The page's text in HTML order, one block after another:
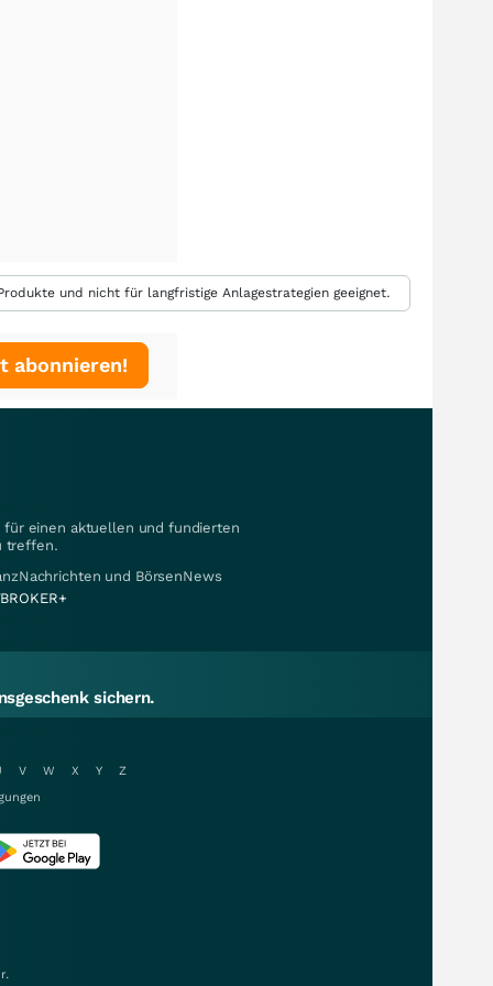
und nicht für langfristige Anlagestrategien geeignet.
abonnieren!
für einen aktuellen und fundierten
treffen.
und BörsenNews
sichern.
V W X Y
Z